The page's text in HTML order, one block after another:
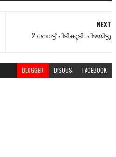
NEXT
2 ബോട്ട് പിടികൂടി. പിഴയിട്ടു
BLOGGER DISQUS FACEBOOK